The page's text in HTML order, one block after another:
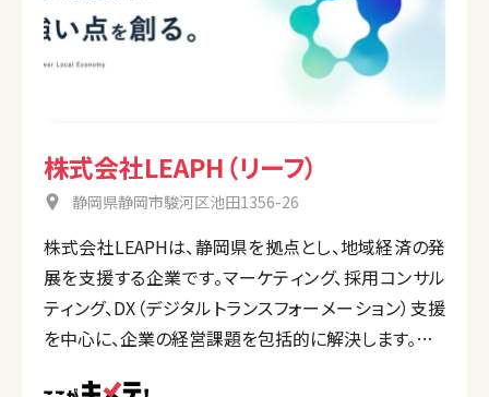
株式会社LEAPH（リーフ）
静岡県静岡市駿河区池田1356-26
株式会社LEAPHは、静岡県を拠点とし、地域経済の発
展を支援する企業です。マーケティング、採用コンサル
ティング、DX（デジタルトランスフォーメーション）支援
を中心に、企業の経営課題を包括的に解決します。